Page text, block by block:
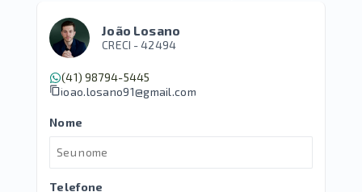
João Losano
CRECI -42494
(41) 98794-5445
joao.losano91@gmail.com
Nome
Telefone